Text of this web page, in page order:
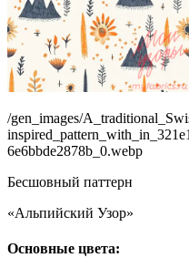
/gen_images/
6e6bbde2878b_0.webp
Бесшовный паттерн
«Альпийский Узор»
Основные цвета: